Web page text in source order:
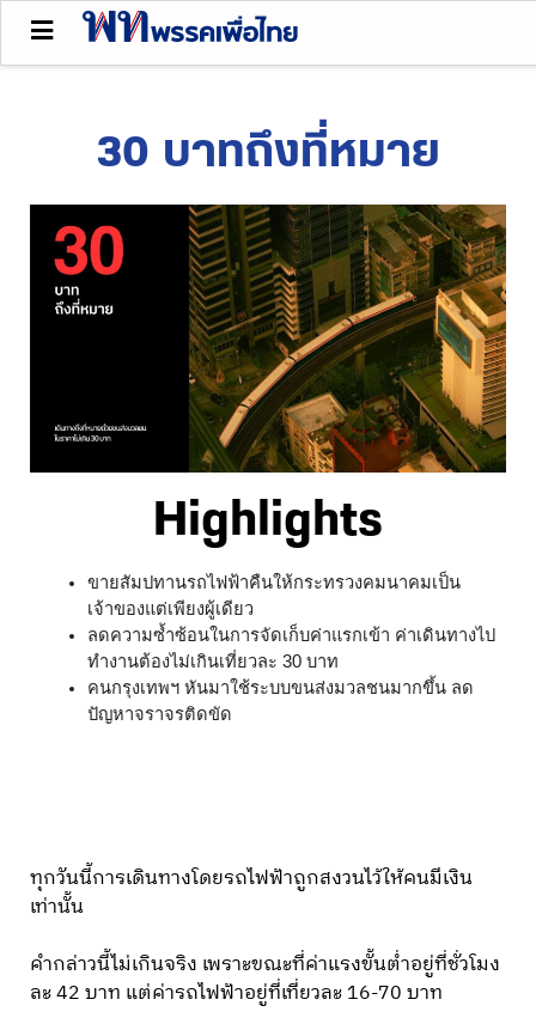
30 บาทถึงที่หมาย
Highlights
ขายสัมปทานรถไฟฟ้าคืนให้กระทรวงคมนาคมเป็น
เจ้าของแต่เพียงผู้เดียว
ลดความซ้ำซ้อนในการจัดเก็บค่าแรกเข้า ค่าเดินทางไป
ทำงานต้องไม่เกินเที่ยวละ 30 บาท
คนกรุงเทพฯ หันมาใช้ระบบขนส่งมวลชนมากขึ้น ลด
ปัญหาจราจรติดขัด
ทุกวันนี้การเดินทางโดยรถไฟฟ้าถูกสงวนไว้ให้คนมีเงิน
เท่านั้น
คำกล่าวนี้ไม่เกินจริง เพราะขณะที่ค่าแรงขั้นต่ำอยู่ที่ชั่วโมง
ละ 42 บาท แต่ค่ารถไฟฟ้าอยู่ที่เที่ยวละ 16-70 บาท